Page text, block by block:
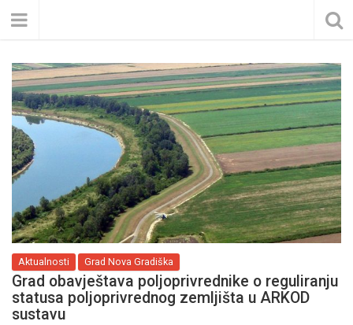
Aktualnosti Grad Nova Gradiška
Grad obavještava poljoprivrednike o reguliranju
statusa poljoprivrednog zemljišta u ARKOD
sustavu